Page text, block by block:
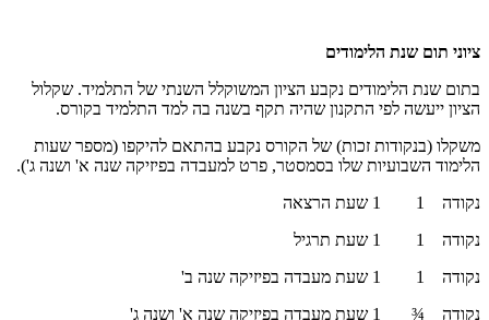
ציוני תום שנת הלימודים
בתום שנת הלימודים נקבע הציון המשוקלל השנתי של התלמיד. שקלול
הציון ייעשה לפי התקנון שהיה תקף בשנה בה למד התלמיד בקורס.
משקלו (בנקודות זכות) של הקורס נקבע בהתאם להיקפו (מספר שעות
הלימוד השבועיות שלו בסמסטר, פרט למעבדה בפיזיקה שנה א' ושנה ג').
נקודה 1 1 שעת הרצאה
נקודה 1 1 שעת תרגיל
נקודה 1 1 שעת מעבדה בפיזיקה שנה ב'
נקודה ¾ 1 שעת מעבדה בפיזיקה שנה א' ושנה ג'